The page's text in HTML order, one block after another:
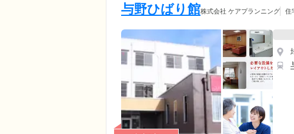
与野ひばり館株式会社 ケアプランニング 住